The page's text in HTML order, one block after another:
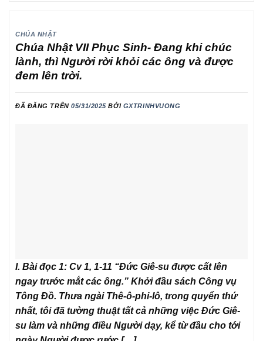
CHÚA NHẬT
Chúa Nhật VII Phục Sinh- Đang khi chúc
lành, thì Người rời khỏi các ông và được
đem lên trời.
ĐÃ ĐĂNG TRÊN05/31/2025 BỞI GXTRINHVUONG
I. Bài đọc 1: Cv 1, 1-11 “Đức Giê-su được cất lên
ngay trước mắt các ông.” Khởi đầu sách Công vụ
Tông Đồ. Thưa ngài Thê-ô-phi-lô, trong quyển thứ
nhất, tôi đã tường thuật tất cả những việc Đức Giê-
su làm và những điều Người dạy, kể từ đầu cho tới